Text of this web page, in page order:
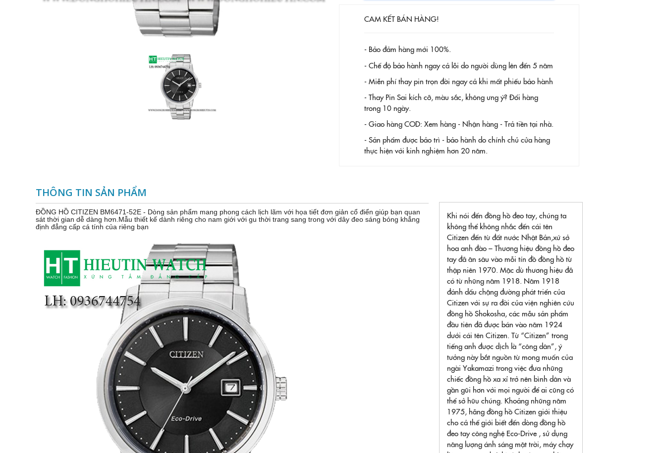
CAM KẾT BÁN HÀNG!
- Bảo đảm hàng mới 100%.
- Chế độ bảo hành ngay cả lỗi do người dùng lên đến 5 năm
- Miễn phí thay pin trọn đời ngay cả khi mất phiếu bảo hành
- Thay Pin Sai kích cỡ, màu sắc, không ưng ý? Đổi hàng
trong 10 ngày.
- Giao hàng COD: Xem hàng - Nhận hàng - Trả tiền tại nhà.
- Sản phẩm được bảo trì - bảo hành do chính chủ cửa hàng
thực hiện với kinh nghiệm hơn 20 năm.
THÔNG TIN SẢN PHẨM
ĐỒNG HỒ CITIZEN BM6471-52E - Dòng sản phẩm mang phong cách lịch lãm với họa tiết đơn giản cổ điển giúp bạn quan
sát thời gian dễ dàng hơn.Mẫu thiết kế dành riêng cho nam giới với gu thời trang sang trong với dây đeo sáng bóng khẳng
định đẳng cấp cá tính của riêng bạn
Khi nói đến đồng hồ đeo tay, chúng ta
không thể không nhắc đến cái tên
Citizen đến từ đất nước Nhật Bản,xứ sở
hoa anh đào – Thương hiệu đồng hồ đeo
tay đã ăn sâu vào mỗi tín đồ đồng hồ từ
thập niên 1970. Mặc dù thương hiệu đã
có từ những năm 1918. Năm 1918
đánh dấu chặng đường phát triển của
Citizen với sự ra đời của viện nghiên cứu
đồng hồ Shokosha, các mẫu sản phẩm
đầu tiên đã được bán vào năm 1924
dưới cái tên Citizen. Từ “Citizen” trong
tiếng anh được dịch là “công dân”, ý
tưởng này bắt nguồn từ mong muốn của
ngài Yakamazi trong việc đưa những
chiếc đồng hồ xa xỉ trở nên bình dân và
gần gũi hơn với mọi người để ai cũng có
thể sở hữu chúng. Khoảng những năm
1975, hãng đồng hồ Citizen giới thiệu
cho cả thế giới biết đến dòng đồng hồ
đeo tay công nghệ Eco-Drive , sử dụng
năng lượng ánh sáng mặt trời, máy chạy